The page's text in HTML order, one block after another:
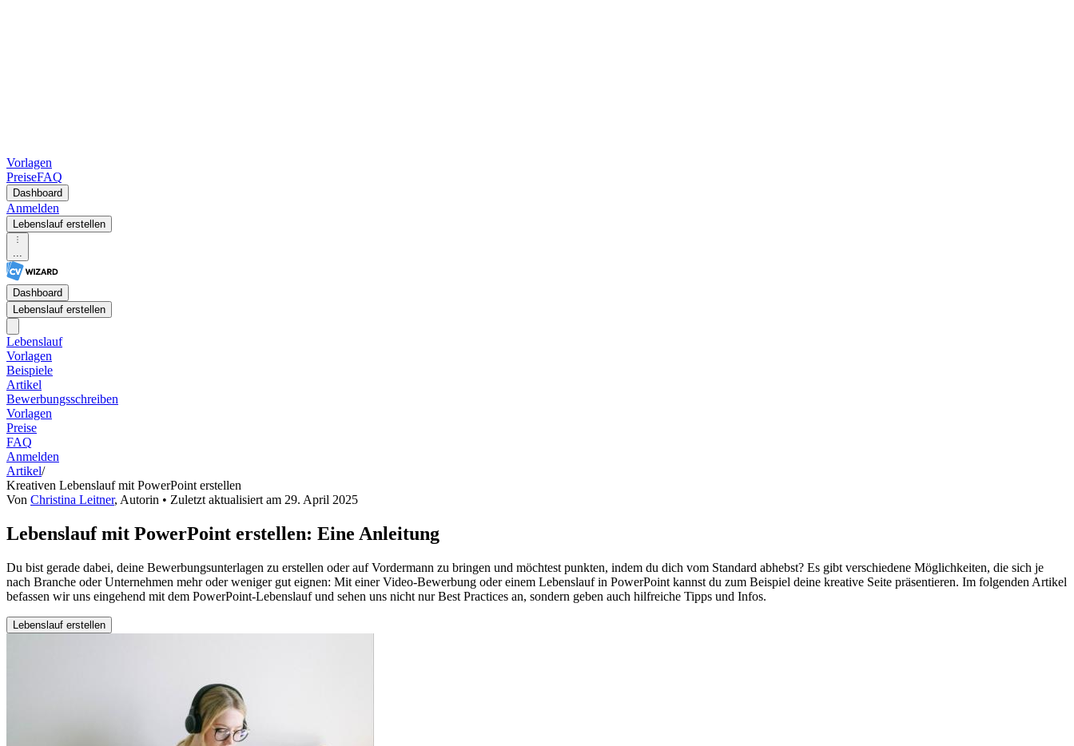
Vorlagen
PreiseFAQ
Dashboard
Anmelden
Lebenslauf erstellen
...
Dashboard
Lebenslauf erstellen
Lebenslauf
Vorlagen
Beispiele
Artikel
Bewerbungsschreiben
Vorlagen
Preise
FAQ
Anmelden
Artikel/
Kreativen Lebenslauf mit PowerPoint erstellen
Von Christina Leitner, Autorin • Zuletzt aktualisiert am 29. April 2025
Lebenslauf mit PowerPoint erstellen: Eine Anleitung
Du bist gerade dabei, deine Bewerbungsunterlagen zu erstellen oder auf Vordermann zu bringen und möchtest punkten, indem du dich vom Standard abhebst? Es gibt verschiedene Möglichkeiten, die sich je
nach Branche oder Unternehmen mehr oder weniger gut eignen: Mit einer Video-Bewerbung oder einem Lebenslauf in PowerPoint kannst du zum Beispiel deine kreative Seite präsentieren. Im folgenden Artikel
befassen wir uns eingehend mit dem PowerPoint-Lebenslauf und sehen uns nicht nur Best Practices an, sondern geben auch hilfreiche Tipps und Infos.
Lebenslauf erstellen